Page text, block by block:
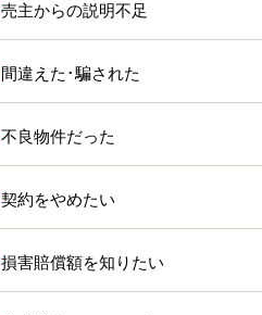
売主からの説明不足
間違えた･騙された
不良物件だった
契約をやめたい
損害賠償額を知りたい